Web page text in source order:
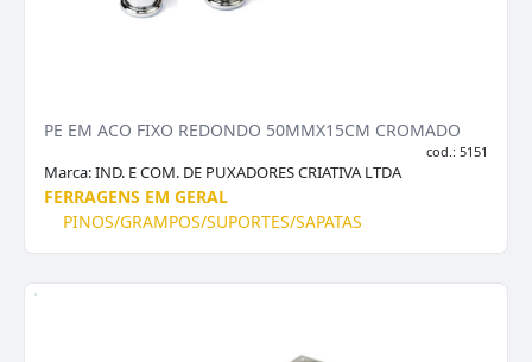
PE EM ACO FIXO REDONDO 50MMX15CM CROMADO
cod.: 5151
Marca:IND. E COM. DE PUXADORES CRIATIVA LTDA
FERRAGENS EM GERAL
PINOS/GRAMPOS/SUPORTES/SAPATAS